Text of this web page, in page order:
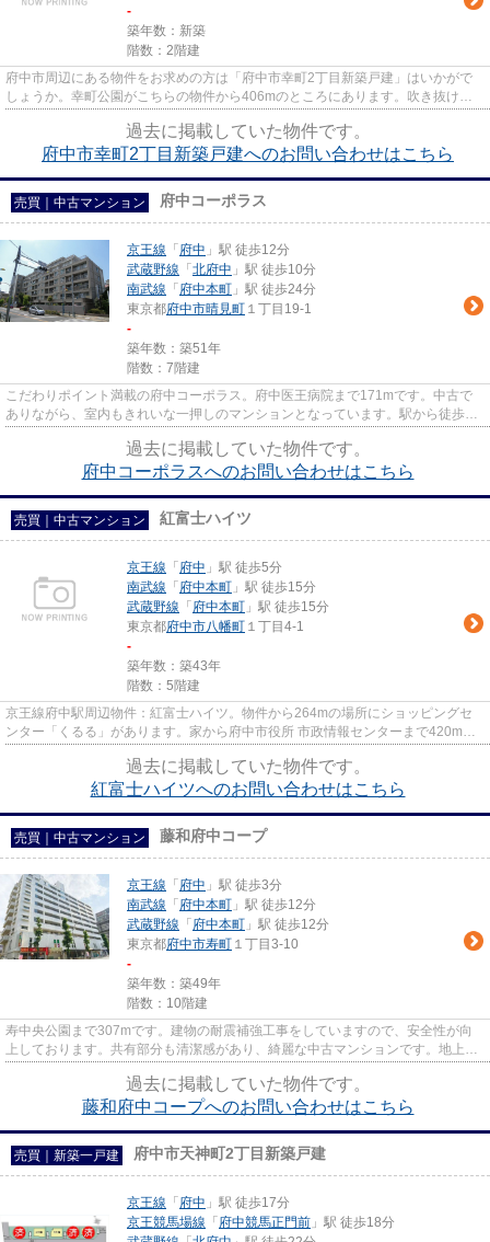
-
築年数：新築
階数：2階建
府中市周辺にある物件をお求めの方は「府中市幸町2丁目新築戸建」はいかがで
しょうか。幸町公園がこちらの物件から406mのところにあります。吹き抜けの
過去に掲載していた物件です。
府中市幸町2丁目新築戸建へのお問い合わせはこちら
売買｜中古マンション 府中コーポラス
京王線 「 府中 」駅 徒歩12分
武蔵野線 「 北府中 」駅 徒歩10分
南武線 「 府中本町 」駅 徒歩24分
東京都府中市晴見町 １丁目19-1
-
築年数：築51年
階数：7階建
こだわりポイント満載の府中コーポラス。府中医王病院まで171mです。中古で
ありながら、室内もきれいな一押しのマンションとなっています。駅から徒歩12
過去に掲載していた物件です。
府中コーポラスへのお問い合わせはこちら
売買｜中古マンション 紅富士ハイツ
京王線 「 府中 」駅 徒歩5分
南武線 「 府中本町 」駅 徒歩15分
武蔵野線 「 府中本町 」駅 徒歩15分
東京都府中市八幡町 １丁目4-1
-
築年数：築43年
階数：5階建
京王線府中駅周辺物件：紅富士ハイツ。物件から264mの場所にショッピングセ
ンター「くるる」があります。家から府中市役所 市政情報センターまで420mで
過去に掲載していた物件です。
紅富士ハイツへのお問い合わせはこちら
売買｜中古マンション 藤和府中コープ
京王線 「 府中 」駅 徒歩3分
南武線 「 府中本町 」駅 徒歩12分
武蔵野線 「 府中本町 」駅 徒歩12分
東京都府中市寿町 １丁目3-10
-
築年数：築49年
階数：10階建
寿中央公園まで307mです。建物の耐震補強工事をしていますので、安全性が向
上しております。共有部分も清潔感があり、綺麗な中古マンションです。地上10
過去に掲載していた物件です。
藤和府中コープへのお問い合わせはこちら
売買｜新築一戸建 府中市天神町2丁目新築戸建
京王線 「 府中 」駅 徒歩17分
京王競馬場線 「 府中競馬正門前 」駅 徒歩18分